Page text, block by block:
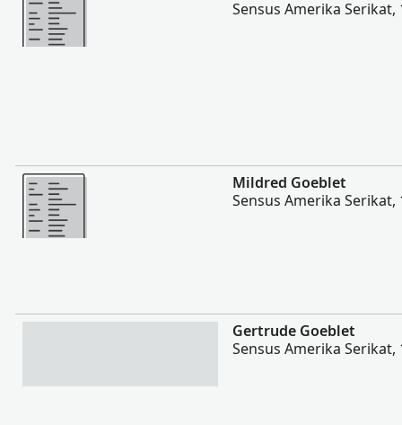
Sensus Amerika Serikat,
Lebih banyak
Mildred Goeblet
Sensus Amerika Serikat,
Lebih banyak
Gertrude Goeblet
Sensus Amerika Serikat,